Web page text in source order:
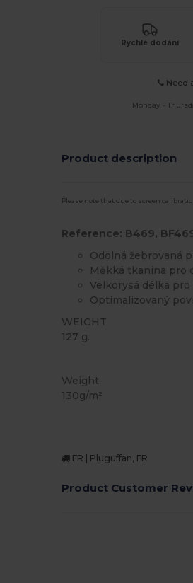
Rychlé dodání
Need
Monday -
Product description
Please note that due to screen
Reference: B469,
Odolná žebrovaná
Měkká tkanina pro
Velkorysá délka
Optimalizovaný
WEIGHT
127 g.
Weight
130g/m²
FR | Pluguffan, FR
Product Customer